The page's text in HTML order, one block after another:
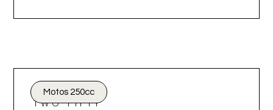
TWO FIFTY
Motos 250cc